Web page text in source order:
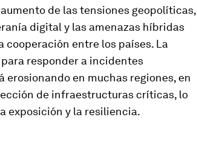
de las tensiones geopolíticas,
digital y las amenazas híbridas
entre los países. La
responder a incidentes
en muchas regiones, en
de infraestructuras críticas, lo
exposición y la resiliencia.